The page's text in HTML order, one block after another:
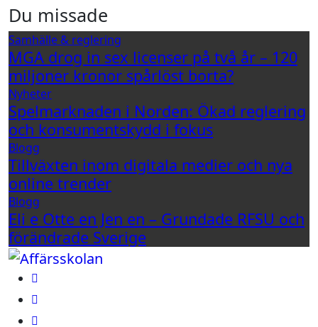
Du missade
Samhälle & reglering
MGA drog in sex licenser på två år – 120
miljoner kronor spårlöst borta?
Nyheter
Spelmarknaden i Norden: Ökad reglering
och konsumentskydd i fokus
Blogg
Tillväxten inom digitala medier och nya
online trender
Blogg
Eli e Otte en Jen en – Grundade RFSU och
förändrade Sverige